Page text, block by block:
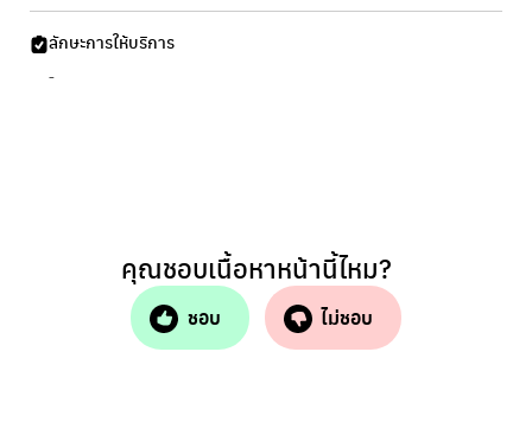
ลักษะการให้บริการ
-
คุณชอบเนื้อหาหน้านี้ไหม?
ชอบ ไม่ชอบ